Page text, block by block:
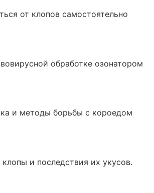
от клопов самостоятельно
обработке озонатором
и методы борьбы с короедом
и последствия их укусов.